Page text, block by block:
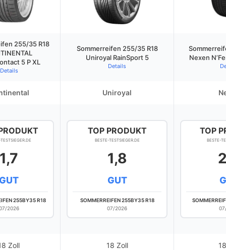
255/35 R18
5 P XL
Details
Sommerreifen 255/35 R18
Uniroyal RainSport 5
Details
Nexen
Uniroyal
1,7
GUT
255BY35 R18
2026
TOP PRODUKT
BESTE-TESTSIEGER.DE
1,8
GUT
SOMMERREIFEN 255BY35 R18
07/2026
TOP
BESTE-
Zoll 18 Zoll